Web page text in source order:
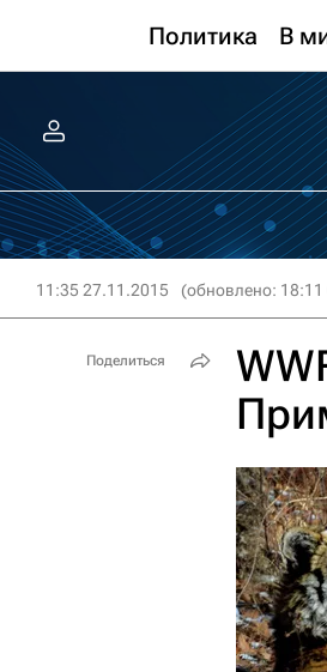
Политика В
11:35 27.11.2015 (обновлено:
Поделиться